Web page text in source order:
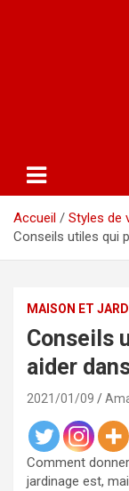
Accueil Styles de
Conseils utiles qui
MAISON ET
Conseils
aider
2021/01/09
Comment
jardinage est,